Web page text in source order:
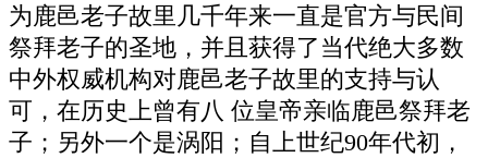
为鹿邑老子故里几千年来一直是官方与民间
祭拜老子的圣地，并且获得了当代绝大多数
中外权威机构对鹿邑老子故里的支持与认
可，在历史上曾有八 位皇帝亲临鹿邑祭拜老
子；另外一个是涡阳；自上世纪90年代初，